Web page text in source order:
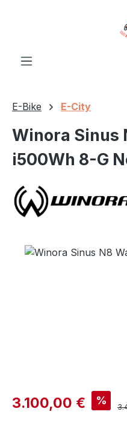
E-Bike E-City
Winora Sinus
i500Wh 8-G
Bildergalerie
Verkaufspreis:
3.100,00 € %